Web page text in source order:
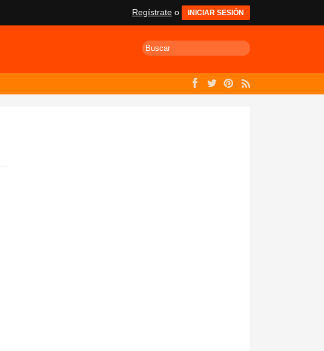
Regístrate o INICIAR SESIÓN